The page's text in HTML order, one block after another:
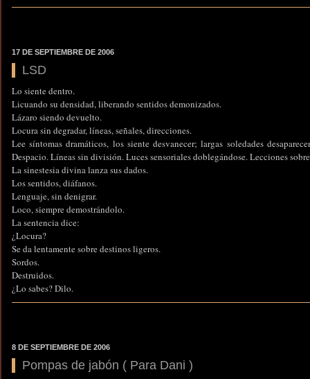
17 DE SEPTIEMBRE DE 2006
LSD
Lo siente dentro.
Licuando su densidad, liberando sentidos demonizados.
Lázaro siendo devuelto.
Locura sin degradar, líneas, señales, direcciones.
Lee síntomas dramáticos, los siente desvanecer; largas soledades
Despacio. Líneas sin división. Luces sensoriales doblegándose. Lecciones
La sinestesia divina lanza sus dados.
Los sentidos, diáfanos.
Lenguaje, sin denigrar.
Loco, siempre demostrándolo.
La sentencia dice:
¿Locura?
Se da lentamente sobre destinos ligeros.
Sordos.
Destruidos.
¿Lo sabes? Dilo.
8 DE SEPTIEMBRE DE 2006
Pompas de jabón ( Para Dani )